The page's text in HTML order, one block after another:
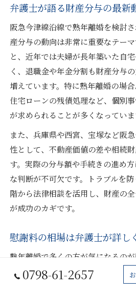
弁護士が語る財産分与の最新
阪急今津線沿線で熟年離婚を検討
産分与の動向は非常に重要なテー
と、近年では夫婦が長年築いた自
く、退職金や年金分割も財産分与
増えています。特に熟年離婚の場
住宅ローンの残債処理など、個別
が求められることが多くなっていま
また、兵庫県や西宮、宝塚など阪
性として、不動産価値の差や相続
す。実際の分与額や手続きの進め
な判断が不可欠です。トラブルを
階から法律相談を活用し、財産の
が成功のカギです。
慰謝料の相場は弁護士が詳し
熟年離婚で多くの方が気になるのが
弁護士の見解では、慰謝料は明確
なく、原因や婚姻期間、精神的苦
0798-61-2657